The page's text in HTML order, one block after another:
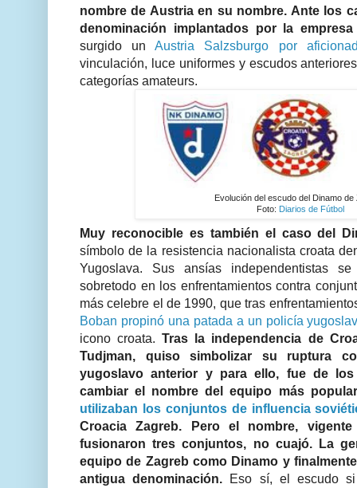
nombre de Austria en su nombre. Ante los
denominación implantados por la
surgido unAustria Salzsburgo por
vinculación, luce uniformes y escudos
categorías amateurs.
Evolución del escudo del Dinamo de
Foto: Diarios de Fútbol
Muy reconocible es también el caso del
símbolo de la resistencia nacionalista croata
Yugoslava. Sus ansías independentistas
sobretodo en los enfrentamientos contra
más celebre el de 1990, que tras
Boban propinó una patada a un policía
icono croata.Tras la independencia de
Tudjman, quiso simbolizar su ruptura
yugoslavo anterior y para ello, fue de
cambiar el nombre del equipo más
utilizaban los conjuntos de influencia
Croacia Zagreb. Pero el nombre,
fusionaron tres conjuntos, no cuajó. La
equipo de Zagreb como Dinamo y
antigua denominación. Eso sí, el escudo si